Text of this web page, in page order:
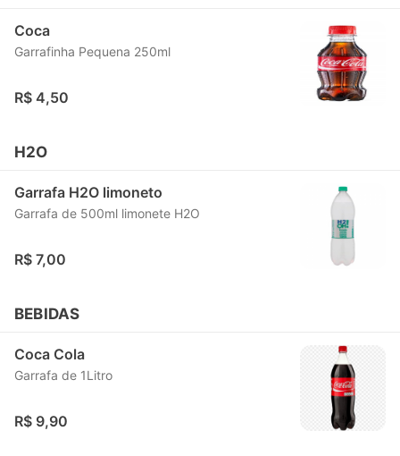
Coca
Garrafinha Pequena 250ml
R$ 4,50
H2O
Garrafa H2O limoneto
Garrafa de 500ml limonete H2O
R$ 7,00
BEBIDAS
Coca Cola
Garrafa de 1Litro
R$ 9,90